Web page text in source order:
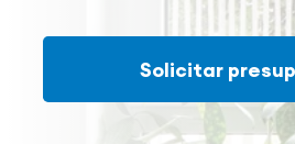
Solicitar